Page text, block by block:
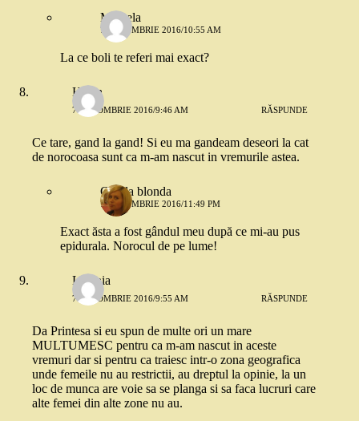
Mihaela
7 OCTOMBRIE 2016/10:55 AM
La ce boli te referi mai exact?
Helen
7 OCTOMBRIE 2016/9:46 AM RĂSPUNDE
Ce tare, gand la gand! Si eu ma gandeam deseori la cat
de norocoasa sunt ca m-am nascut in vremurile astea.
Copila blonda
7 OCTOMBRIE 2016/11:49 PM
Exact ăsta a fost gândul meu după ce mi-au pus
epidurala. Norocul de pe lume!
Lavinia
7 OCTOMBRIE 2016/9:55 AM RĂSPUNDE
Da Printesa si eu spun de multe ori un mare
MULTUMESC pentru ca m-am nascut in aceste
vremuri dar si pentru ca traiesc intr-o zona geografica
unde femeile nu au restrictii, au dreptul la opinie, la un
loc de munca are voie sa se planga si sa faca lucruri care
alte femei din alte zone nu au.